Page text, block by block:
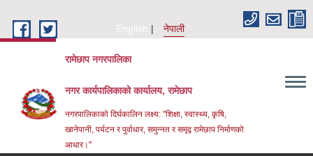
English
नेपाली
रामेछाप नगरपालिका
नगर कार्यपालिकाको कार्यालय, रामेछाप
नगरपालिकाको दिर्घकालिन लक्ष्य: "शिक्षा, स्वास्थ्य, कृषि,
खानेपानी, पर्यटन र पुर्वाधार, समुन्नत र समृद्व रामेछाप निर्माणको
आधार।"